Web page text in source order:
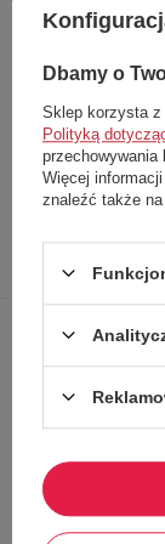
Towar
Rozmiar:
Producent
Kod produktu
EAN
Opis
produktu
Postaw na
"effortless chic".
wzorów, który
resztą garderoby.
✔️To idealny
ale z charakterem
weekendowy wyjazd.
Dbamy o
Sklep korzysta z
Polityką
przechowywania
Więcej
znaleźć także